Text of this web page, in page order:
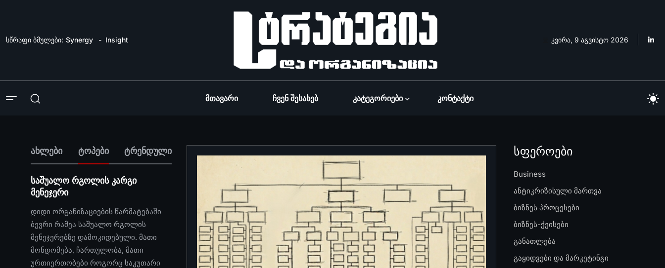
სწრაფი ბმულები: Synergy Insight კვირა, 9 აგვისტო 2026
Მთავარი Ჩვენ Შესახებ Კატეგორიები Კონტაქტი
ახლები ტოპები ტრენდული
საშუალო რგოლის კარგი
მენეჯერი
დიდი ორგანიზაციების წარმატებაში
ბევრი რამეა საშუალო რგოლის
მენეჯერებზე დამოკიდებული. მათი
მონდომება, ჩართულობა, მათი
ურთიერთობები როგორც საკუთარი
სფეროები
Business
ანტიკრიზისული მართვა
ბიზნეს პროცესები
ბიზნეს-ქეისები
განათლება
გაყიდვები და მარკეტინგი